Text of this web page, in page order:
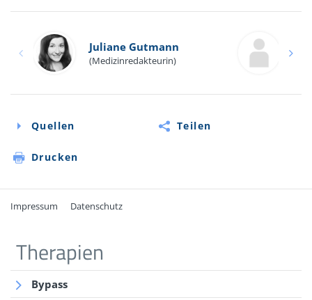
Juliane Gutmann
(Medizinredakteurin)
Quellen Teilen
Drucken
Impressum Datenschutz
Quellen
Wiesenauer, M., Kirschner-Brouns, S.: Homöopathie -
Das große Handbuch, Gräfe und Unzer, München
Therapien
Bypass